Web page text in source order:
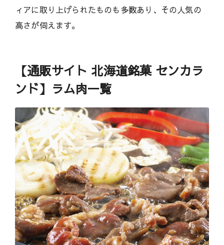
ィアに取り上げられたものも多数あり、その人気の
高さが伺えます。
【通販サイト 北海道銘菓 センカラ
ンド】ラム肉一覧